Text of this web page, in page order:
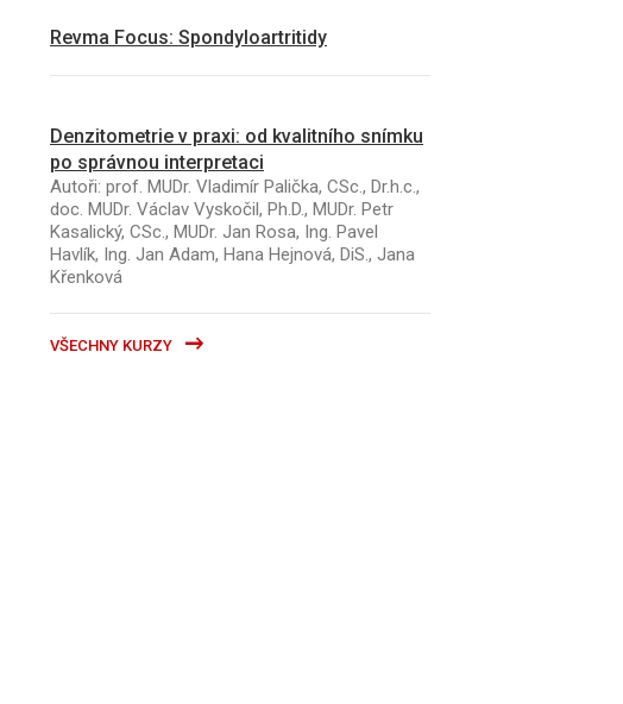
Revma Focus: Spondyloartritidy
Denzitometrie v praxi: od kvalitního snímku
po správnou interpretaci
Autoři: prof. MUDr. Vladimír Palička, CSc., Dr.h.c.,
doc. MUDr. Václav Vyskočil, Ph.D., MUDr. Petr
Kasalický, CSc., MUDr. Jan Rosa, Ing. Pavel
Havlík, Ing. Jan Adam, Hana Hejnová, DiS., Jana
Křenková
VŠECHNY KURZY